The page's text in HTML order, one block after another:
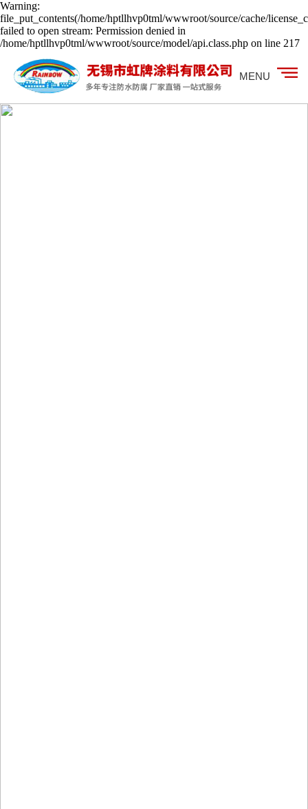
Warning:
file_put_contents(/home/hptllhvp0tml/wwwroot/source/cache/
failed to open stream: Permission denied in
/home/hptllhvp0tml/wwwroot/source/model/api.class.php on line 217
MENU